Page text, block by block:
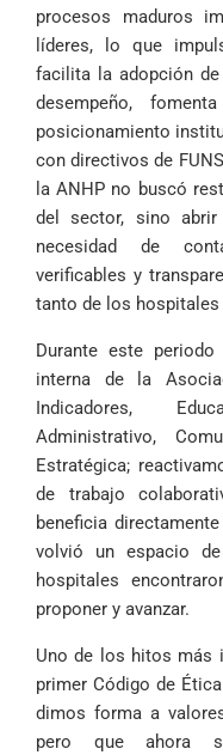
procesos maduros
líderes, lo que
facilita la adopción de
desempeño,
posicionamiento
con directivos de
la ANHP no buscó
del sector, sino
necesidad de
verificables y
tanto de los
Durante este
interna de la
Indicadores,
Administrativo,
Estratégica;
de trabajo
beneficia
volvió un espacio
hospitales
proponer y avanzar.
Uno de los hitos más
primer Código de
dimos forma a
pero que ahora